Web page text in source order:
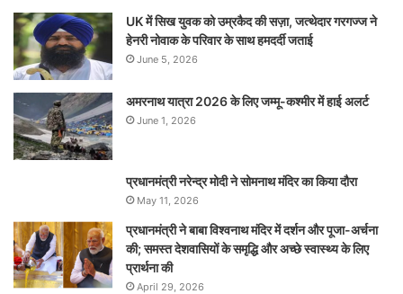
UK में सिख युवक को उम्रकैद की सज़ा, जत्थेदार गरगज्ज ने
हेनरी नोवाक के परिवार के साथ हमदर्दी जताई
June 5, 2026
अमरनाथ यात्रा 2026 के लिए जम्मू-कश्मीर में हाई अलर्ट
June 1, 2026
प्रधानमंत्री नरेन्‍द्र मोदी ने सोमनाथ मंदिर का किया दौरा
May 11, 2026
प्रधानमंत्री ने बाबा विश्वनाथ मंदिर में दर्शन और पूजा-अर्चना
की; समस्‍त देशवासियों के समृद्धि और अच्छे स्वास्थ्य के लिए
प्रार्थना की
April 29, 2026